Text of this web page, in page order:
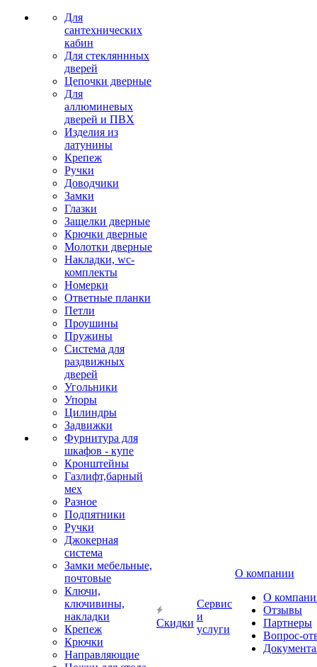
Для
сантехнических
кабин
Для стекляннных
дверей
Цепочки дверные
Для
аллюминевых
дверей и ПВХ
Изделия из
латунины
Крепеж
Ручки
Доводчики
Замки
Глазки
Защелки дверные
Крючки дверные
Молотки дверные
Накладки, wc-
комплекты
Номерки
Ответные планки
Петли
Проушины
Пружины
Система для
раздвижных
дверей
Угольники
Упоры
Цилиндры
Задвижки
Фурнитура для
шкафов - купе
Кронштейны
Газлифт,барный
мех
Разное
Подпятники
Ручки
Джокерная
система
Замки мебельные,
почтовые
Ключи,
ключивины,
накладки
Крепеж
Крючки
Направляющие
Скидки
Сервис
и
услуги
О компании
О
Отзывы
Партнеры
Вопрос-